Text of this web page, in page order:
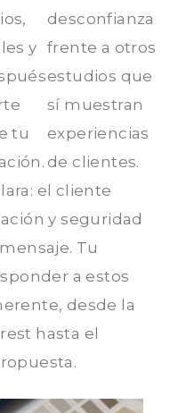
y
tu
desconfianza
frente a otros
estudios que
sí muestran
experiencias
de clientes.
el cliente
y seguridad
Tu
a estos
desde la
hasta el